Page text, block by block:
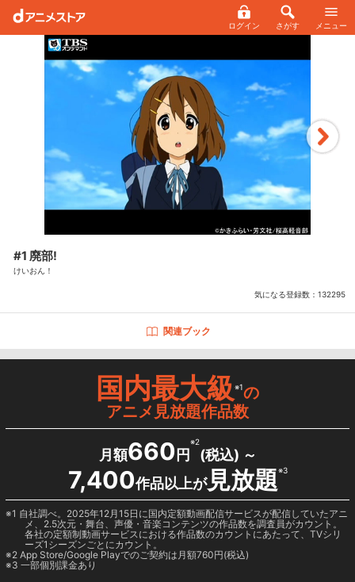
ログイン さがす メニュー
#1 廃部!
けいおん！
気になる登録数： 132295
関連ブック
国内最大級※1の
アニメ見放題作品数
月額660 円
※2
(税込) ～
7,400作品以上が見放題※3
1 自社調べ。2025年12月15日に国内定額動画配信サービスが配信していたアニ
メ、2.5次元・舞台、声優・音楽コンテンツの作品数を調査員がカウント。
各社の定額制動画サービスにおける作品数のカウントにあたって、TVシリ
ーズ1シーズンごとにカウント。
2 App Store/Google Playでのご契約は月額760円(税込)
3 一部個別課金あり